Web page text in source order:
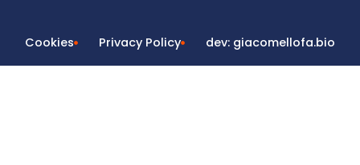
Cookies Privacy Policy dev: giacomellofa.bio